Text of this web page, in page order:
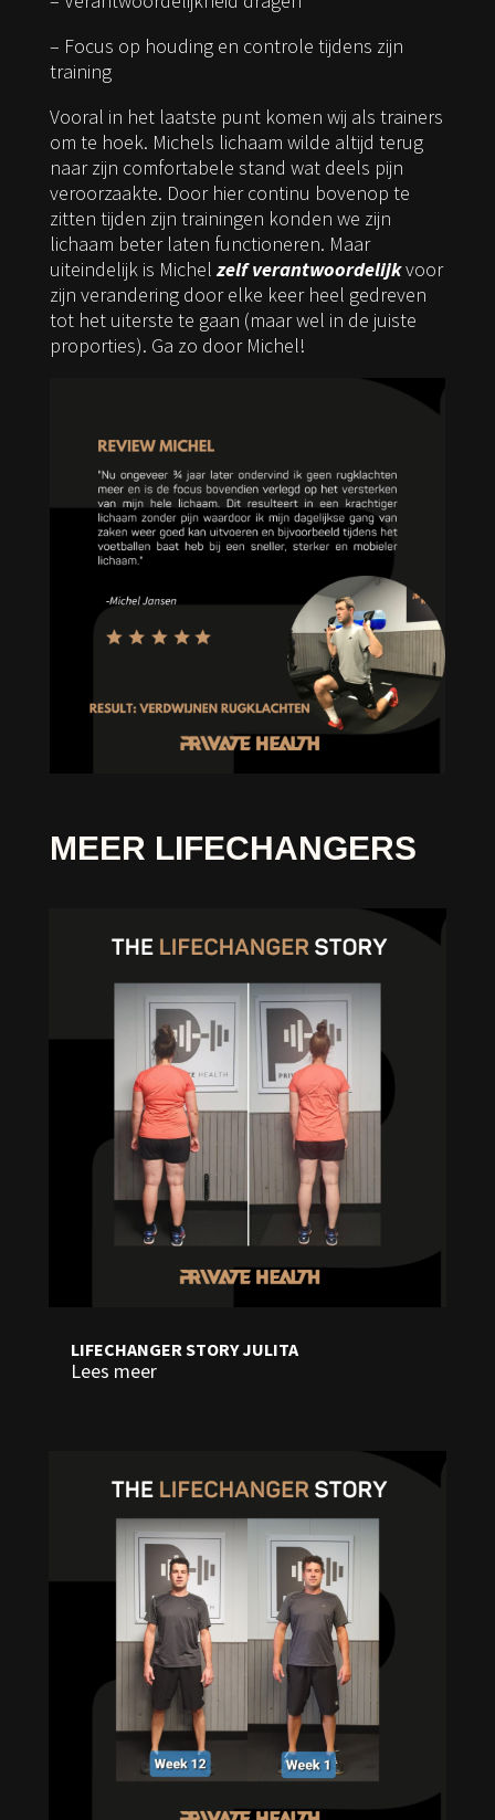
– Focus op houding en controle tijdens zijn
training
Vooral in het laatste punt komen wij als trainers
om te hoek. Michels lichaam wilde altijd terug
naar zijn comfortabele stand wat deels pijn
veroorzaakte. Door hier continu bovenop te
zitten tijden zijn trainingen konden we zijn
lichaam beter laten functioneren. Maar
uiteindelijk is Michel zelf verantwoordelijkvoor
zijn verandering door elke keer heel gedreven
tot het uiterste te gaan (maar wel in de juiste
proporties). Ga zo door Michel!
MEER LIFECHANGERS
LIFECHANGER STORY JULITA
Lees meer